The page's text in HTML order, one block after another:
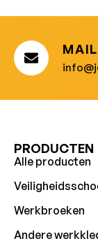
PRODUCTEN
Alle producten
Werkbroeken
Andere